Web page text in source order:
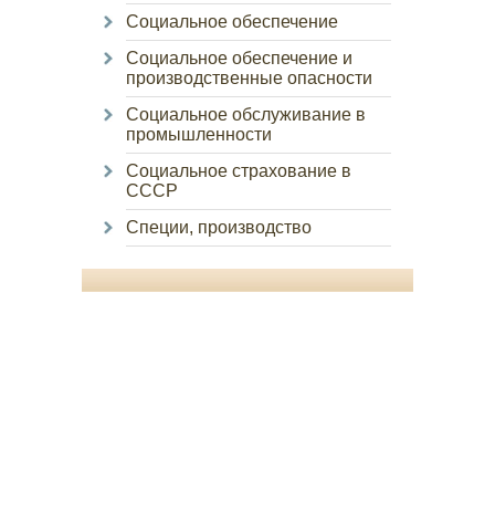
Социальное обеспечение
Социальное обеспечение и
производственные опасности
Социальное обслуживание в
промышленности
Социальное страхование в
СССР
Специи, производство